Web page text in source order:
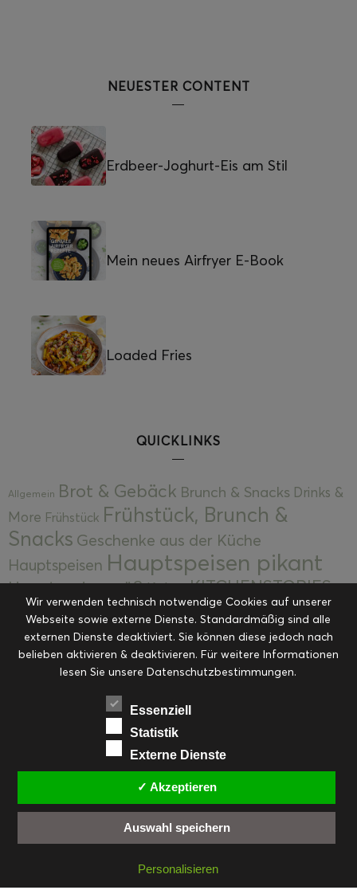
NEUESTER CONTENT
Erdbeer-Joghurt-Eis am Stil
Mein neues Airfryer E-Book
Loaded Fries
QUICKLINKS
Allgemein Brot & Gebäck Brunch & Snacks Drinks &
More Frühstück Frühstück, Brunch &
Snacks Geschenke aus der Küche
Hauptspeisen Hauptspeisen pikant
Hauptspeisen süßKekseKITCHENSTORIES
Kuchen, Torten & Desserts Kuchen und
Desserts Kulinarik Kulinarische Mitbringsel &
Eingemachtes Ohne Kategorie Ostern Resteküche
RezepteSaisonalSliderStartseite
Suppen, Salate & Vorspeisen
Vorspeisen, Salate & Suppen
Weihnachten Workshops & Events
FACEBOOK PINTEREST
EMAIL
INSTAGRAM
Wir verwenden technisch notwendige Cookies auf unserer
Webseite sowie externe Dienste. Standardmäßig sind alle
externen Dienste deaktiviert. Sie können diese jedoch nach
belieben aktivieren & deaktivieren. Für weitere Informationen
lesen Sie unsere Datenschutzbestimmungen.
Essenziell
Statistik
Externe Dienste
✓ Akzeptieren
Auswahl speichern
Personalisieren